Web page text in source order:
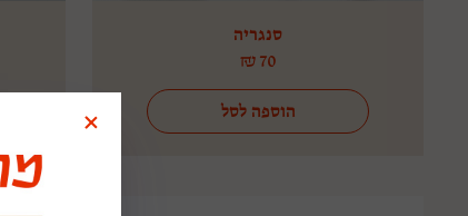
סנגריה
₪ 70
הוספה לסל